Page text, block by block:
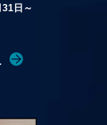
日～